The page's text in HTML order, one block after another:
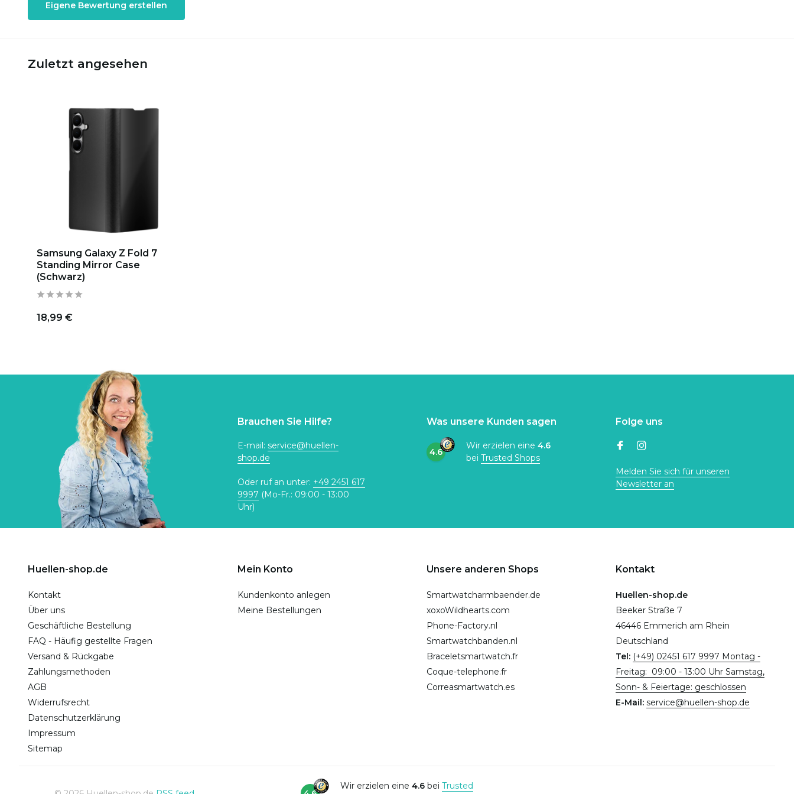
Eigene Bewertung erstellen
Zuletzt angesehen
Samsung Galaxy Z Fold 7
Standing Mirror Case
(Schwarz)
18,99 €
Brauchen Sie Hilfe?
E-mail: service@huellen-
shop.de
Oder ruf an unter: +49 2451 617
9997 (Mo-Fr.: 09:00 - 13:00
Uhr)
Was unsere Kunden sagen
4.6
Wir erzielen eine 4.6
bei Trusted Shops
Folge uns
Melden Sie sich für unseren
Newsletter an
Huellen-shop.de
Kontakt
Über uns
Geschäftliche Bestellung
FAQ - Häufig gestellte Fragen
Versand & Rückgabe
Zahlungsmethoden
AGB
Widerrufsrecht
Datenschutzerklärung
Impressum
Sitemap
Mein Konto
Kundenkonto anlegen
Meine Bestellungen
Unsere anderen Shops
Smartwatcharmbaender.de
xoxoWildhearts.com
Phone-Factory.nl
Smartwatchbanden.nl
Braceletsmartwatch.fr
Coque-telephone.fr
Correasmartwatch.es
Kontakt
Huellen-shop.de
Beeker Straße 7
46446 Emmerich am Rhein
Deutschland
Tel: (+49) 02451 617 9997 Montag -
Freitag: 09:00 - 13:00 Uhr Samstag,
Sonn- & Feiertage: geschlossen
E-Mail: service@huellen-shop.de
Wir erzielen eine 4.6bei Trusted